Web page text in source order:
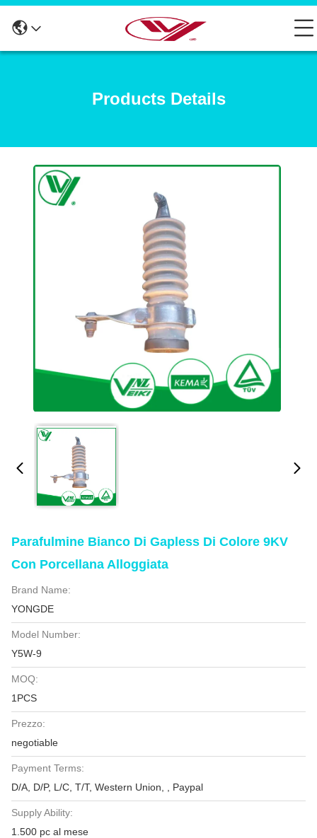
Products Details
Parafulmine Bianco Di Gapless Di Colore 9KV
Con Porcellana Alloggiata
Brand Name:
YONGDE
Model Number:
Y5W-9
MOQ:
1PCS
Prezzo:
negotiable
Payment Terms:
D/A, D/P, L/C, T/T, Western Union, , Paypal
Supply Ability:
1.500 pc al mese